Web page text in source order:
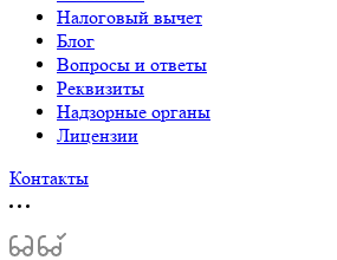
Налоговый вычет
Блог
Вопросы и ответы
Реквизиты
Надзорные органы
Лицензии
Контакты